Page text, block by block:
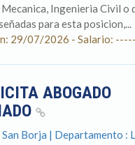
Ingenieria Civil o
para esta posicion,...
29/07/2026 - Salario:
ABOGADO
Borja | Departamento :